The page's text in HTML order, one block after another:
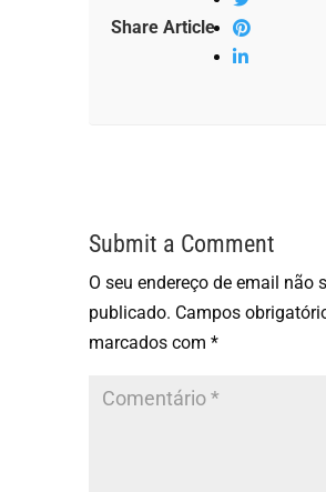
Share Article
Submit a Comment
O seu endereço de email não
publicado. Campos
marcados com *